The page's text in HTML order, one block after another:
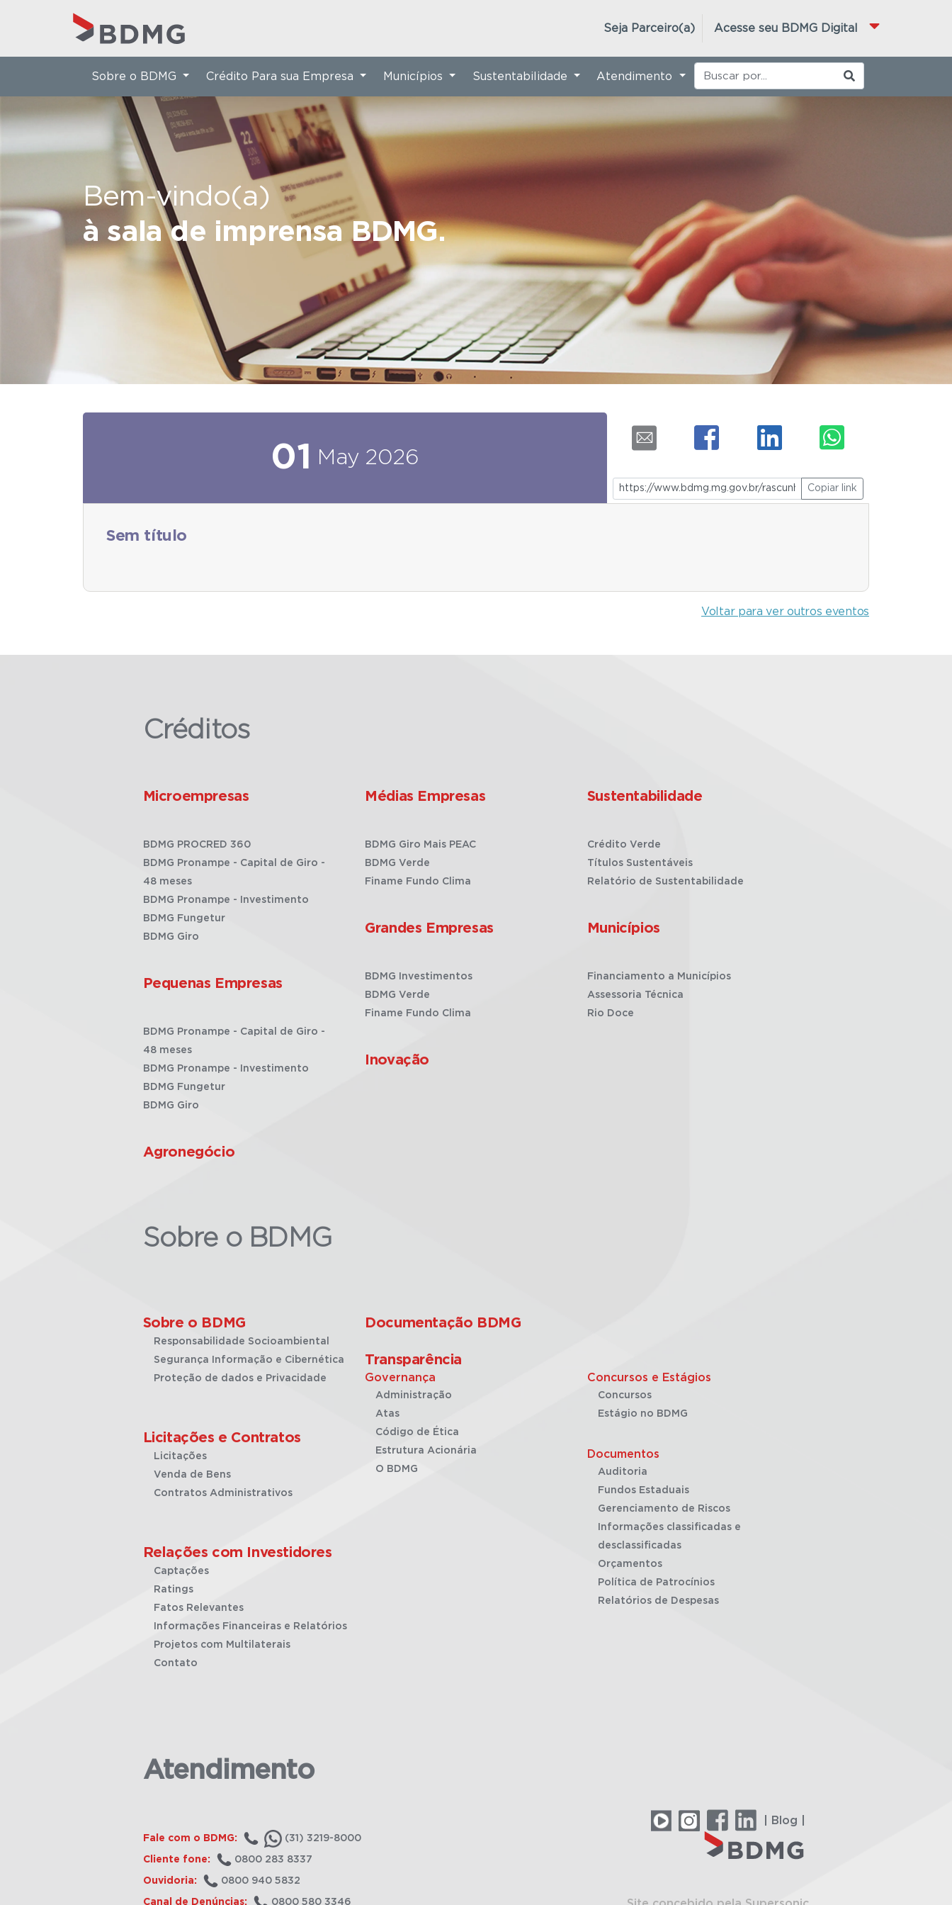
Acesse seu BDMG Digital
Seja Parceiro(a)
Bem-vindo(a)
à sala de imprensa BDMG.
Sobre o BDMG Crédito Para sua Empresa Municípios Sustentabilidade Atendimento
01 May 2026
Copiar link
Sem título
Voltar para ver outros eventos
Créditos
Microempresas
BDMG PROCRED 360
BDMG Pronampe - Capital de Giro -
48 meses
BDMG Pronampe - Investimento
BDMG Fungetur
BDMG Giro
Pequenas Empresas
BDMG Pronampe - Capital de Giro -
48 meses
BDMG Pronampe - Investimento
BDMG Fungetur
BDMG Giro
Agronegócio
Médias Empresas
BDMG Giro Mais PEAC
BDMG Verde
Finame Fundo Clima
Grandes Empresas
BDMG Investimentos
BDMG Verde
Finame Fundo Clima
Inovação
Sustentabilidade
Crédito Verde
Títulos Sustentáveis
Relatório de Sustentabilidade
Municípios
Financiamento a Municípios
Assessoria Técnica
Rio Doce
Sobre o BDMG
Sobre o BDMG
Responsabilidade Socioambiental
Segurança Informação e Cibernética
Proteção de dados e Privacidade
Licitações e Contratos
Licitações
Venda de Bens
Contratos Administrativos
Relações com Investidores
Captações
Ratings
Fatos Relevantes
Informações Financeiras e Relatórios
Projetos com Multilaterais
Contato
Documentação BDMG
Transparência
Governança
Administração
Atas
Código de Ética
Estrutura Acionária
O BDMG
Concursos e Estágios
Concursos
Estágio no BDMG
Documentos
Auditoria
Fundos Estaduais
Gerenciamento de Riscos
Informações classificadas e
desclassificadas
Orçamentos
Política de Patrocínios
Relatórios de Despesas
Atendimento
Fale com o BDMG: (31) 3219-8000
Cliente fone: 0800 283 8337
Ouvidoria: 0800 940 5832
Canal de Denúncias: 0800 580 3346
| Blog |